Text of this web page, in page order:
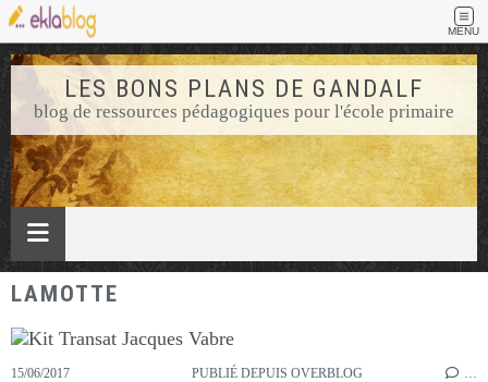
MENU
LES BONS PLANS DE GANDALF
blog de ressources pédagogiques pour l'école primaire
LAMOTTE
15/06/2017 PUBLIÉ DEPUIS OVERBLOG …